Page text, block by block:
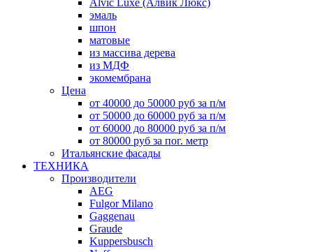
Alvic Luxe (Алвик Люкс)
эмаль
шпон
матовые
из массива дерева
из МДФ
экомембрана
Цена
от 40000 до 50000 руб за п/м
от 50000 до 60000 руб за п/м
от 60000 до 80000 руб за п/м
от 80000 руб за пог. метр
Итальянские фасады
ТЕХНИКА
Производители
AEG
Fulgor Milano
Gaggenau
Graude
Kuppersbusch